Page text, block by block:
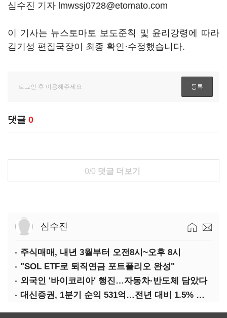
심수진 기자 lmwssj0728@etomato.com
이 기사는 뉴스토마토 보도준칙 및 윤리강령에 따라
김기성 편집국장이 최종 확인·수정했습니다.
댓글 0
0/0 댓글 더보기
심수진
주식매매, 내년 3월부터 오전8시~오후 8시
"SOL ETF로 퇴직연금 포트폴리오 완성"
외국인 '바이코리아' 행진…자동차·반도체 담았다
대신증권, 1분기 순익 531억…전년 대비 1.5% 증가